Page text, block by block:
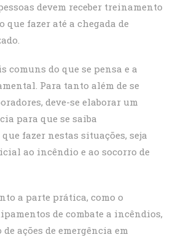
devem receber treinamento
que fazer até a chegada de
comuns do que se pensa e a
Para tanto além de se
deve-se elaborar um
para que se saiba
fazer nestas situações, seja
ao incêndio e ao socorro de
a parte prática, como o
de combate a incêndios,
ações de emergência em